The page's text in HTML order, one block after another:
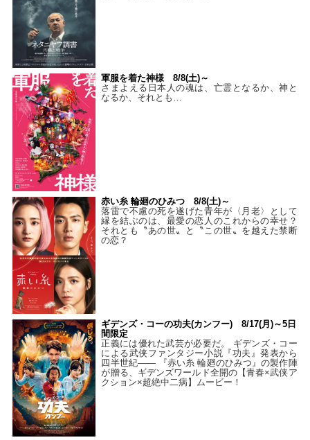
軍服を着た神様 8/8(土)～
さまよえる日本人の魂は、亡霊となるか、神と
なるか、それとも…
赤い糸 輪廻のひみつ 8/8(土)～
落雷で不慮の死を遂げた青年が〈月老〉として
縁を結ぶのは、最愛の恋人のこれからの幸せ？
それとも〝あの世〟と〝この世〟を越えた禁断
の恋？
ギデンズ・コーの功夫(カンフー) 8/17(月)～5日
間限定
正義には優れた武芸が必要だ。 ギデンズ・コー
による武侠ファンタジー小説『功夫』発表から
四半世紀―― 『赤い糸 輪廻のひみつ』の製作陣
が贈る、ギデンズワールド全開の【青春×武侠ア
クション×超絶中二病】ムービー！